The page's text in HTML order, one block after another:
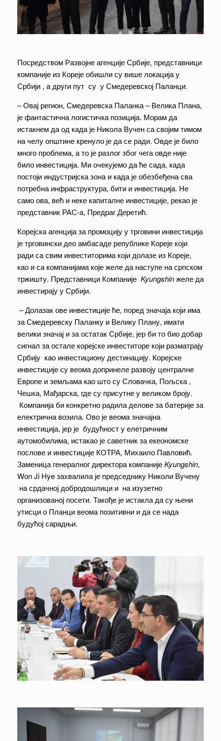
Посредством Развојне агенције Србије, представници
компаније из Кореје обишли су више локација у
Србији , а други пут су у Смедеревској Паланци.
– Овај регион, Смедеревска Паланка – Велика Плана,
је фантастична логистичка позиција. Морам да
истакнем да од када је Никола Вучен са својим тимом
на челу општине кренуло је да се ради. Овде је било
много проблема, а то је разлог због чега овде није
било инвестиција. Ми очекујемо да ће сада, када
постоји индустријска зона и када је обезбеђена сва
потребна инфраструктура, бити и инвестиција. Не
само ова, већ и неке капиталне инвестиције, рекао је
представник РАС-а, Предраг Деретић.
Корејска агенција за промоцију у трговини инвестиција
је трговински део амбасаде републике Кореје који
ради са свим инвеститорима који долазе из Кореје,
као и са компанијама које желе да наступе на српском
тржишту. Представници Компаније Kyungshinжеле да
инвестирају у Србији.
– Долазак ове инвестиције ће, поред значаја који има
за Смедеревску Паланку и Велику Плану, имати
велики значај и за остатак Србије, јер би то био добар
сигнал за остале корејске инвеститоре који разматрају
Србију као инвестициону дестинацију. Корејске
инвестиције су веома допринеле развоју централне
Европе и земљама као што су Словачка, Пољска ,
Чешка, Мађарска, где су присутне у великом броју.
Компанија би конкретно радила делове за батерије за
електрична возила. Ово је веома значајна
инвестиција, јер је будућност у елетричним
аутомобилима, истакао је саветник за екеономске
послове и инвестиције КОТРА, Михаило Павловић.
Заменица генералног директора компанијеKyungshin,
Won Ji Hye захвалила је председнику Николи Вучену
на срдачној добродошлици и на изузетно
организованој посети. Такође је истакла да су њени
утисци о Планци веома позитивни и да се нада
будућој сарадњи.